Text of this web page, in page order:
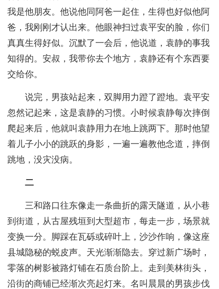
我是他朋友。他说他同阿爸一起住，生得也好似他阿
爸，我刚刚才认出来。他眼神扫过袁平安的脸，你们
真真生得好似。沉默了一会后，他说道，袁静的事我
知得的。安叔，我带你去个地方，袁静还有个东西要
交给你。
说完，男孩站起来，双脚用力蹬了蹬地。袁平安
忽然记起来，这是袁静的习惯。小时候袁静每次摔倒
爬起来后，他就叫袁静用力在地上跳两下。那时他望
着儿子小小的跳跃的身影，一遍一遍教他念道，摔倒
跳地，没灾没病。
二
三和路口往东像走一条曲折的露天隧道，从小巷
到街道，从古屋残垣到大型超市，每走一步，场景就
变换一分。脚踩在瓦砾或碎叶上，沙沙作响，像这座
县城隐秘的蜕皮声。天光渐渐隐去。穿过新广场时，
零落的树影被路灯铺在石质台阶上。走到美林街头，
沿街的商铺已经渐次亮起灯来。名叫晨晨的男孩步伐